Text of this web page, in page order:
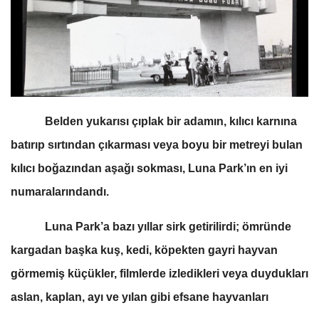
Belden yukarısı çıplak bir adamın, kılıcı karnına
batırıp sırtından çıkarması veya boyu bir metreyi bulan
kılıcı boğazından aşağı sokması, Luna Park’ın en iyi
numaralarındandı.
Luna Park’a bazı yıllar sirk getirilirdi; ömründe
kargadan başka kuş, kedi, köpekten gayri hayvan
görmemiş küçükler, filmlerde izledikleri veya duydukları
aslan, kaplan, ayı ve yılan gibi efsane hayvanları